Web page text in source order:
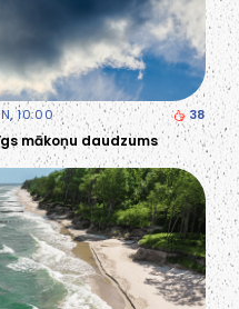
10:00 38
mākoņu daudzums